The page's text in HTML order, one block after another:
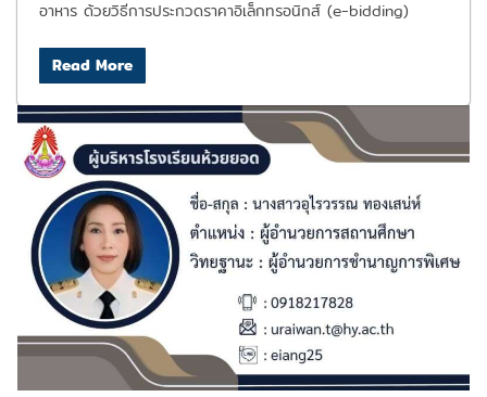
อาหาร ด้วยวิธีการประกวดราคาอิเล็กทรอนิกส์ (e-bidding)
Read More